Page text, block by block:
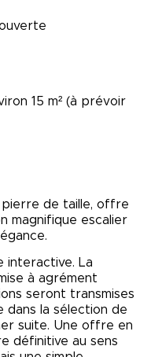
15 m² (à prévoir
de taille, offre
magnifique escalier
interactive. La
à agrément
seront transmises
dans la sélection de
suite. Une offre en
définitive au sens